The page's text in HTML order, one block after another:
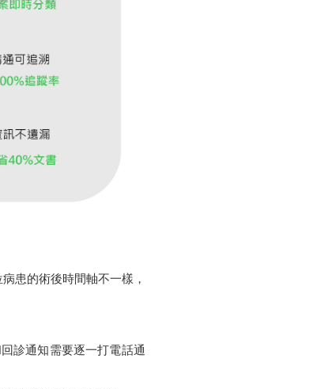
患的術後時間軸不一樣，
診通知需要逐一打電話通